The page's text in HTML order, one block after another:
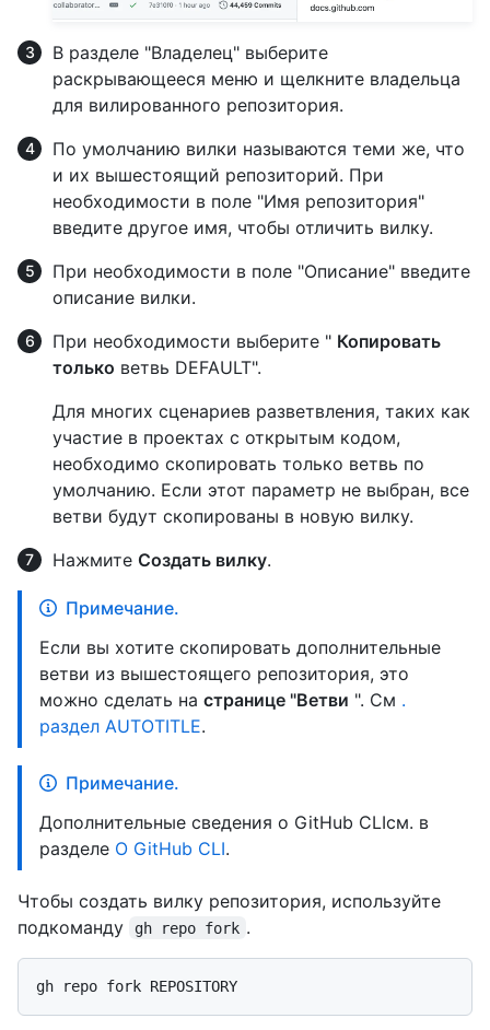
В разделе "Владелец" выберите
раскрывающееся меню и щелкните владельца
для вилированного репозитория.
По умолчанию вилки называются теми же, что
и их вышестоящий репозиторий. При
необходимости в поле "Имя репозитория"
введите другое имя, чтобы отличить вилку.
При необходимости в поле "Описание" введите
описание вилки.
При необходимости выберите " Копировать
только ветвь DEFAULT".
Для многих сценариев разветвления, таких как
участие в проектах с открытым кодом,
необходимо скопировать только ветвь по
умолчанию. Если этот параметр не выбран, все
ветви будут скопированы в новую вилку.
Нажмите Создать вилку.
Примечание.
Если вы хотите скопировать дополнительные
ветви из вышестоящего репозитория, это
можно сделать на странице "Ветви ". См .
раздел AUTOTITLE.
Примечание.
Дополнительные сведения о GitHub CLIсм. в
разделе О GitHub CLI.
Чтобы создать вилку репозитория, используйте
подкоманду
gh repo fork .